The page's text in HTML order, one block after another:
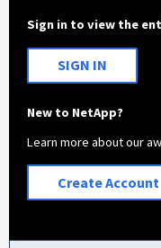
Sign in to view the
SIGN IN
New to NetApp?
Learn more about our
Create Account